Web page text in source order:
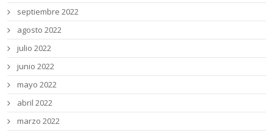
septiembre 2022
agosto 2022
julio 2022
junio 2022
mayo 2022
abril 2022
marzo 2022